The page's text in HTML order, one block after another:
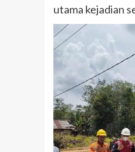
utama kejadian